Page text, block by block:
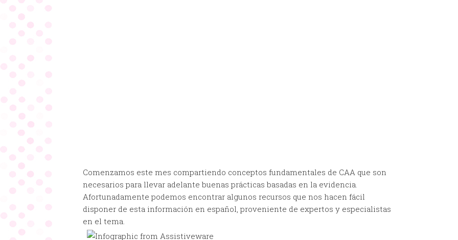
Comenzamos este mes compartiendo conceptos fundamentales de CAA que son
necesarios para llevar adelante buenas prácticas basadas en la evidencia.
Afortunadamente podemos encontrar algunos recursos que nos hacen fácil
disponer de esta información en español, proveniente de expertos y especialistas
en el tema.